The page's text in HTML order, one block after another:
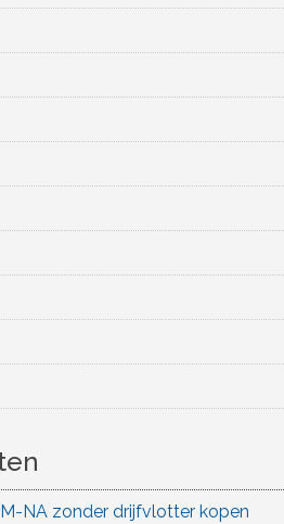
NA zonder drijfvlotter kopen